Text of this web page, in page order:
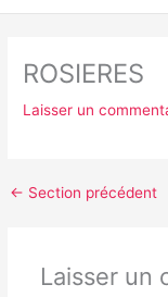
ROSIERES
Laisser un
← Section précédent
Laisser un